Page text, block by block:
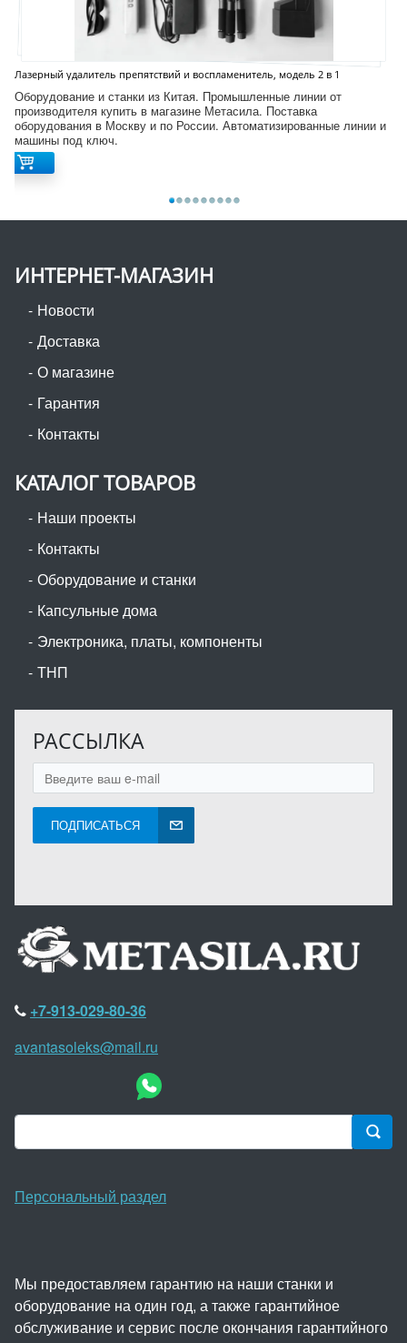
Лазерный удалитель препятствий и воспламенитель, модель 2 в 1
Оборудование и станки из Китая. Промышленные линии от
производителя купить в магазине Метасила. Поставка
оборудования в Москву и по России. Автоматизированные линии и
машины под ключ.
ИНТЕРНЕТ-МАГАЗИН
Новости
Доставка
О магазине
Гарантия
Контакты
КАТАЛОГ ТОВАРОВ
Наши проекты
Контакты
Оборудование и станки
Капсульные дома
Электроника, платы, компоненты
ТНП
РАССЫЛКА
ПОДПИСАТЬСЯ
+7-913-029-80-36
avantasoleks@mail.ru
Персональный раздел
Мы предоставляем гарантию на наши станки и
оборудование на один год, а также гарантийное
обслуживание и сервис после окончания гарантийного